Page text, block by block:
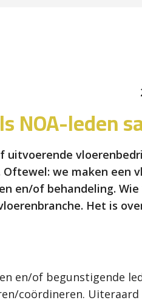
NOA-leden
uitvoerende
we maken een
en/of behandeling.
Het is
en/of begunstigende
coördineren.